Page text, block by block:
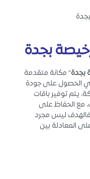
بجدة
بجدة” مكانة متقدمة
في الحصول على جودة
يتم توفير باقات
مع الحفاظ على
ليس مجرد
المعادلة بين